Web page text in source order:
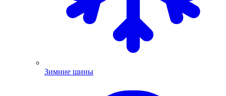
Зимние шины